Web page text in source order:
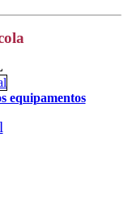
equipamentos